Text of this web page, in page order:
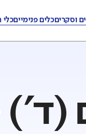
וסקריםכלים פנימייםכלי